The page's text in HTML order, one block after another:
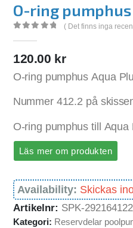
O-ring
( Det finns inga
120.00 kr
O-ring pumphus Aqua
Nummer 412.2 på
O-ring pumphus till Aqua
Läs mer om produkten
Availability: Skickas
Artikelnr: SPK-
Kategori: Reservdelar